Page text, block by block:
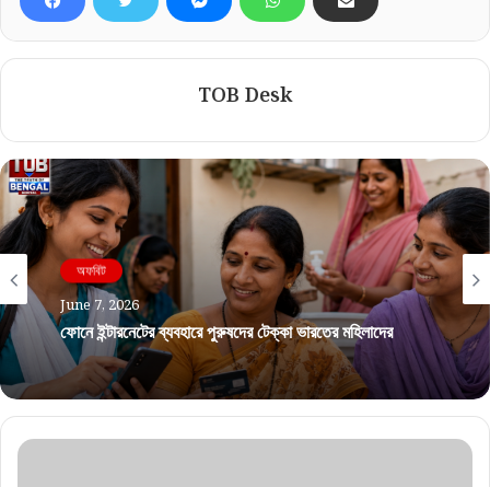
TOB Desk
অফবিট
June 7, 2026
ফোনে ইন্টারনেটের ব্যবহারে পুরুষদের টেক্কা ভারতের মহিলাদের